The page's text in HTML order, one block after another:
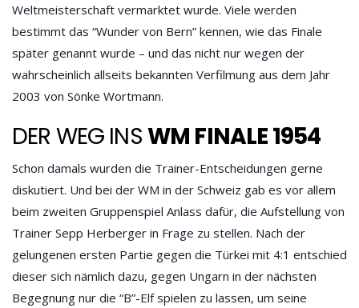
Weltmeisterschaft vermarktet wurde. Viele werden
bestimmt das “Wunder von Bern” kennen, wie das Finale
später genannt wurde – und das nicht nur wegen der
wahrscheinlich allseits bekannten Verfilmung aus dem Jahr
2003 von Sönke Wortmann.
DER WEG INSWM FINALE 1954
Schon damals wurden die Trainer-Entscheidungen gerne
diskutiert. Und bei der WM in der Schweiz gab es vor allem
beim zweiten Gruppenspiel Anlass dafür, die Aufstellung von
Trainer Sepp Herberger in Frage zu stellen. Nach der
gelungenen ersten Partie gegen die Türkei mit 4:1 entschied
dieser sich nämlich dazu, gegen Ungarn in der nächsten
Begegnung nur die “B”-Elf spielen zu lassen, um seine